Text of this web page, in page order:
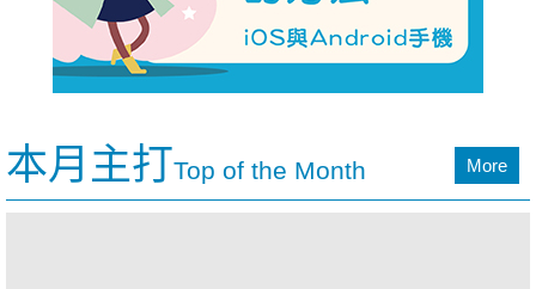
本月主打Top of the Month More